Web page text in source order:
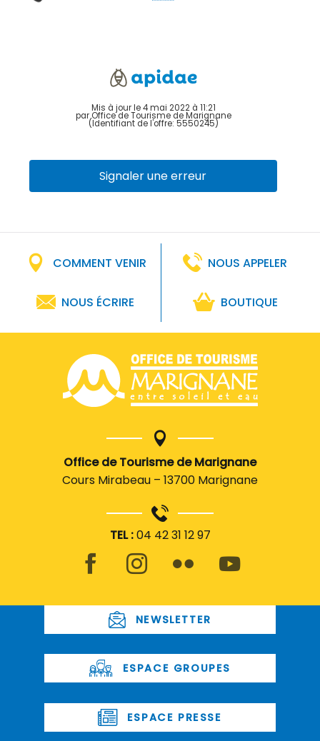
Mis à jour le 4 mai 2022 à 11:21
par Office de Tourisme de Marignane
(Identifiant de l'offre: 5550245)
Signaler une erreur
COMMENT VENIR NOUS APPELER
NOUS ÉCRIRE BOUTIQUE
Office de Tourisme de Marignane
Cours Mirabeau – 13700 Marignane
TEL :04 42 31 12 97
NEWSLETTER
ESPACE GROUPES
ESPACE PRESSE